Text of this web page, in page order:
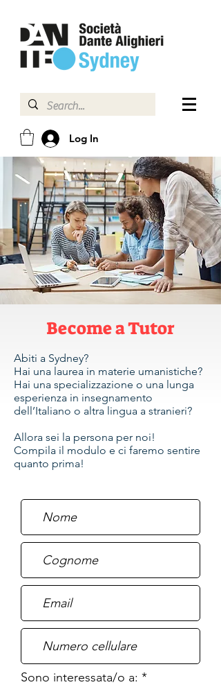
Log In
Become a Tutor
Abiti a Sydney?
Hai una laurea in materie umanistiche?
Hai una specializzazione o una lunga
esperienza in insegnamento
dell’Italiano o altra lingua a stranieri?
Allora sei la persona per noi!
Compila il modulo e ci faremo sentire
quanto prima!
Sono interessata/o a: *R